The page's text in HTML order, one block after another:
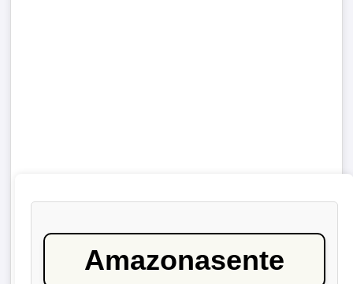
Amazonasente